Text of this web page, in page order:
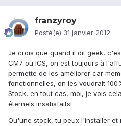
franzyroy
Posté(e) 31 janvier 2012
Je crois que quand il dit geek,
CM7 ou ICS, on est toujours à
permette de les améliorer car
fonctionnelles, on les voudrait
Stock, en tout cas, moi, je vois
éternels insatisfaits!
Qu'une stock, tu peux l'installer et